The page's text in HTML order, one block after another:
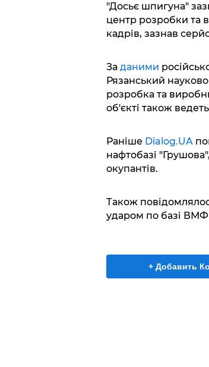
"Досьє шпигуна"
центр розробки та
кадрів, зазнав
За даними
Рязанський
розробка та
об'єкті також
Раніше Dialog.UA
нафтобазі
окупантів.
Також
ударом по базі ВМФ
+ Добавить